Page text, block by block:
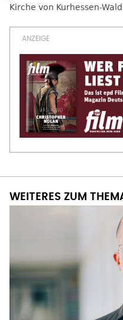
Kirche von Kurhessen-
WEITERES ZUM